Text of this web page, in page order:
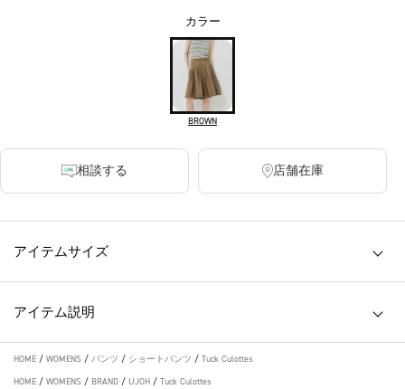
カラー
BROWN
相談する 店舗在庫
アイテムサイズ
アイテム説明
HOME / WOMENS / パンツ / ショートパンツ / Tuck Culottes
HOME / WOMENS / BRAND / UJOH / Tuck Culottes